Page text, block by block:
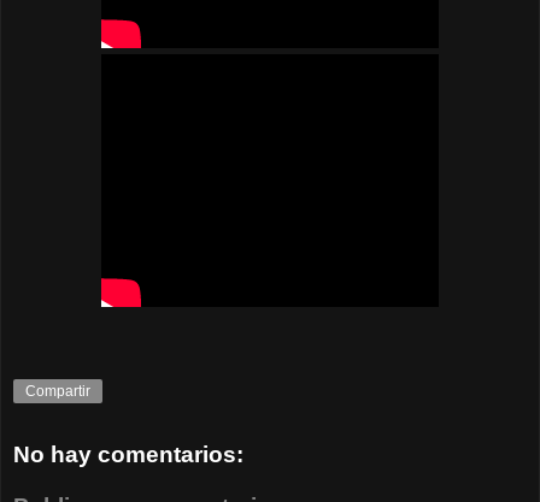
Compartir
No hay comentarios: